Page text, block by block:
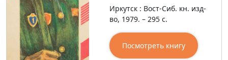
Иркутск : Вост-Сиб. кн. изд-
во, 1979. – 295 с.
Посмотреть книгу